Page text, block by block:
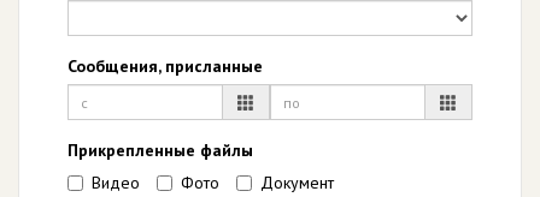
Сообщения, присланные
Прикрепленные файлы
Видео
Фото
Документ